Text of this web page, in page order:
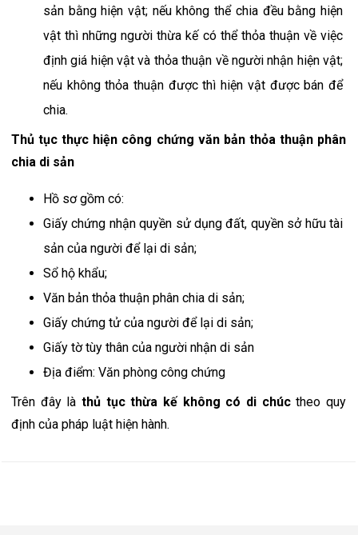
sản bằng hiện vật; nếu không thể chia đều bằng hiện
vật thì những người thừa kế có thể thỏa thuận về việc
định giá hiện vật và thỏa thuận về người nhận hiện vật;
nếu không thỏa thuận được thì hiện vật được bán để
chia.
Thủ tục thực hiện công chứng văn bản thỏa thuận phân
chia di sản
Hồ sơ gồm có:
Giấy chứng nhận quyền sử dụng đất, quyền sở hữu tài
sản của người để lại di sản;
Sổ hộ khẩu;
Văn bản thỏa thuận phân chia di sản;
Giấy chứng tử của người để lại di sản;
Giấy tờ tùy thân của người nhận di sản
Địa điểm: Văn phòng công chứng
Trên đây là thủ tục thừa kế không có di chúc theo quy
định của pháp luật hiện hành.